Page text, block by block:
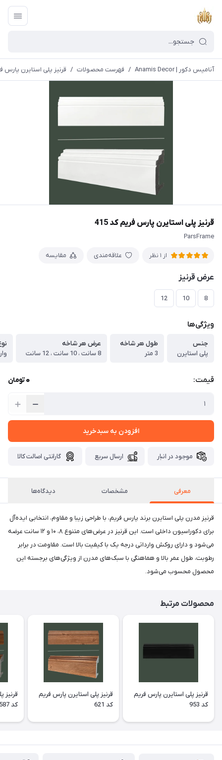
آنامیس دکور | Anamis Decor / فهرست محصولات / قرنیز پلی استایرن پارس
قرنیز پلی استایرن پارس فریم کد 415
ParsFrame
از 1 نظر علاقه‌مندی مقایسه
عرض قرنیز
8
10
12
ویژگی‌ها
جنس
پلی استایرن
طول هر شاخه
3 متر
عرض هر شاخه
8 سانت ، 10 سانت ، 12 سانت
قیمت: 0تومان
افزودن به سبدخرید
موجود در انبار ارسال سریع گارانتی اصالت کالا
معرفی مشخصات دیدگاه‌ها
قرنیز مدرن پلی استایرن برند پارس فریم، با طراحی زیبا و مقاوم، انتخابی ایده‌آل
برای دکوراسیون داخلی است. این قرنیز در عرض‌های متنوع ۸، ۱۰ و ۱۲ سانت عرضه
می‌شود و دارای روکش وارداتی درجه یک با کیفیت بالا است. مقاومت در برابر
رطوبت، طول عمر بالا و هماهنگی با سبک‌های مدرن از ویژگی‌های برجسته این
محصول محسوب می‌شود.
محصولات مرتبط
قرنیز پلی استایرن پارس فریم
کد 953
قرنیز پلی استایرن پارس فریم
کد 621
قرنیز
کد 587